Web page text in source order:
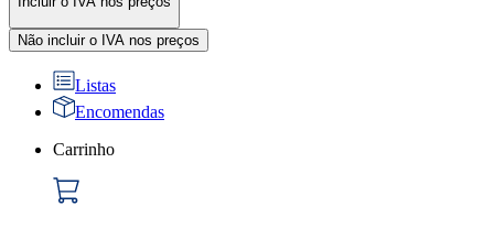
Não incluir o IVA nos preços
Listas
Encomendas
Carrinho